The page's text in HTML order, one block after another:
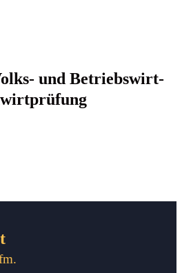
und Betriebs­wirt­